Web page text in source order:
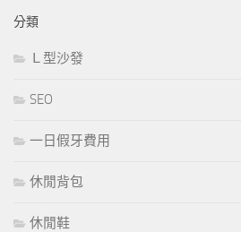
分類
Ｌ型沙發
SEO
一日假牙費用
休閒背包
休閒鞋